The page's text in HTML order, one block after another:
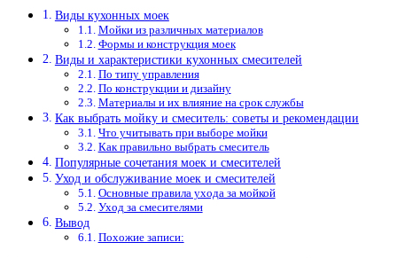
Виды кухонных моек
Мойки из различных материалов
Формы и конструкция моек
Виды и характеристики кухонных смесителей
По типу управления
По конструкции и дизайну
Материалы и их влияние на срок службы
Как выбрать мойку и смеситель: советы и рекомендации
Что учитывать при выборе мойки
Как правильно выбрать смеситель
Популярные сочетания моек и смесителей
Уход и обслуживание моек и смесителей
Основные правила ухода за мойкой
Уход за смесителями
Вывод
Похожие записи: